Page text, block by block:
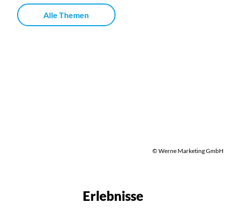
Alle Themen
© Werne Marketing GmbH
Erlebnisse